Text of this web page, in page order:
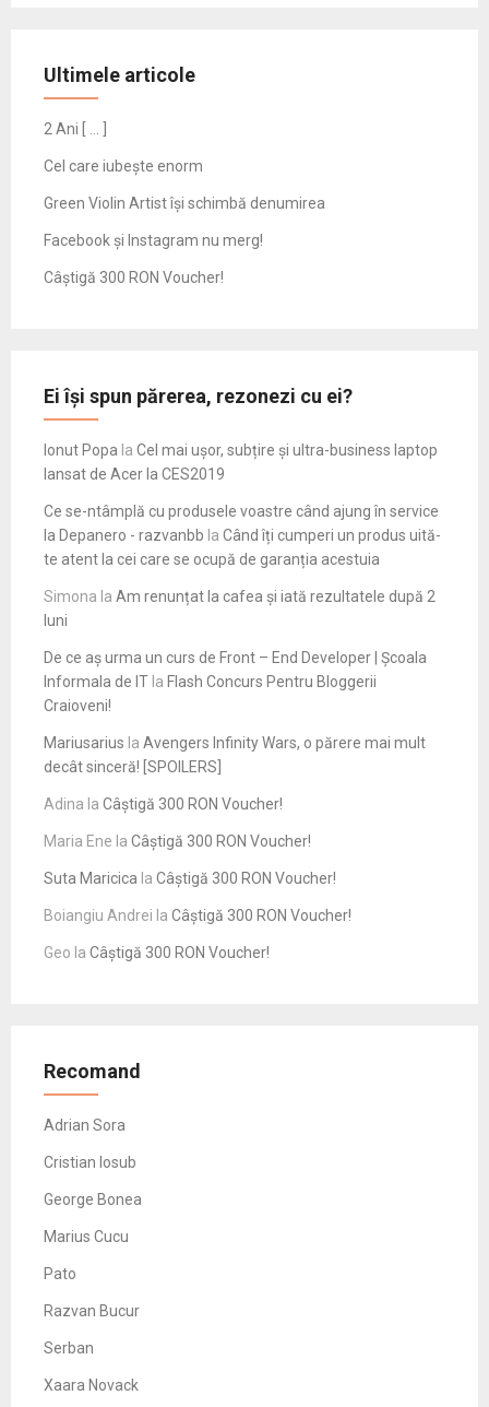
Ultimele articole
2 Ani [ … ]
Cel care iubește enorm
Green Violin Artist își schimbă denumirea
Facebook și Instagram nu merg!
Câștigă 300 RON Voucher!
Ei își spun părerea, rezonezi cu ei?
Ionut Popa la Cel mai ușor, subțire și ultra-business laptop
lansat de Acer la CES2019
Ce se-ntâmplă cu produsele voastre când ajung în service
la Depanero - razvanbb la Când îți cumperi un produs uită-
te atent la cei care se ocupă de garanția acestuia
Simona la Am renunțat la cafea și iată rezultatele după 2
luni
De ce aș urma un curs de Front – End Developer | Școala
Informala de IT la Flash Concurs Pentru Bloggerii
Craioveni!
Mariusarius la Avengers Infinity Wars, o părere mai mult
decât sinceră! [SPOILERS]
Adina la Câștigă 300 RON Voucher!
Maria Ene la Câștigă 300 RON Voucher!
Suta Maricica la Câștigă 300 RON Voucher!
Boiangiu Andrei la Câștigă 300 RON Voucher!
Geo la Câștigă 300 RON Voucher!
Recomand
Adrian Sora
Cristian Iosub
George Bonea
Marius Cucu
Pato
Razvan Bucur
Serban
Xaara Novack